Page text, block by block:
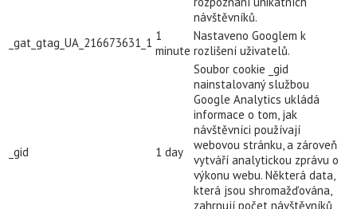
návštěvníků.
_gat_gtag_UA_216673631_1 1
minute
Nastaveno Googlem k
rozlišení uživatelů.
_gid 1 day
Soubor cookie _gid
nainstalovaný službou
Google Analytics ukládá
informace o tom, jak
návštěvníci používají
webovou stránku, a zároveň
vytváří analytickou zprávu o
výkonu webu. Některá data,
která jsou shromažďována,
zahrnují počet návštěvníků,